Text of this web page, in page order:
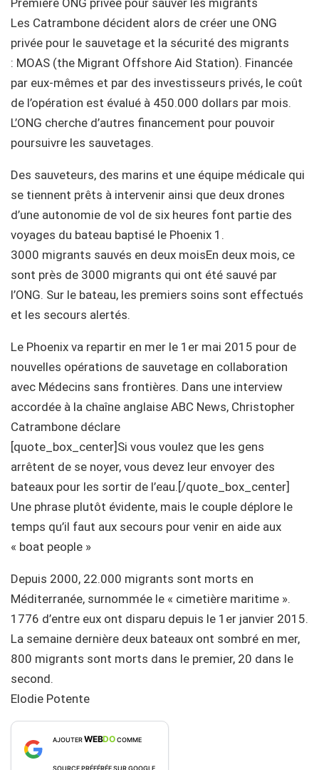
Les Catrambone décident alors de créer une ONG
privée pour le sauvetage et la sécurité des migrants
: MOAS (the Migrant Offshore Aid Station). Financée
par eux-mêmes et par des investisseurs privés, le coût
de l’opération est évalué à 450.000 dollars par mois.
L’ONG cherche d’autres financement pour pouvoir
poursuivre les sauvetages.
Des sauveteurs, des marins et une équipe médicale qui
se tiennent prêts à intervenir ainsi que deux drones
d’une autonomie de vol de six heures font partie des
voyages du bateau baptisé le Phoenix 1.
3000 migrants sauvés en deux moisEn deux mois, ce
sont près de 3000 migrants qui ont été sauvé par
l’ONG. Sur le bateau, les premiers soins sont effectués
et les secours alertés.
Le Phoenix va repartir en mer le 1er mai 2015 pour de
nouvelles opérations de sauvetage en collaboration
avec Médecins sans frontières. Dans une interview
accordée à la chaîne anglaise ABC News, Christopher
Catrambone déclare
[quote_box_center]Si vous voulez que les gens
arrêtent de se noyer, vous devez leur envoyer des
bateaux pour les sortir de l’eau.[/quote_box_center]
Une phrase plutôt évidente, mais le couple déplore le
temps qu’il faut aux secours pour venir en aide aux
« boat people »
Depuis 2000, 22.000 migrants sont morts en
Méditerranée, surnommée le « cimetière maritime ».
1776 d’entre eux ont disparu depuis le 1er janvier 2015.
La semaine dernière deux bateaux ont sombré en mer,
800 migrants sont morts dans le premier, 20 dans le
second.
Elodie Potente
AJOUTERWEBDOCOMME
SOURCE PRÉFÉRÉE SUR GOOGLE